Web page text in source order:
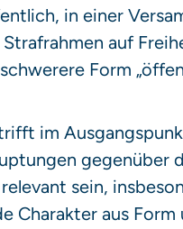
in einer
auf
Form
im
gegenüber
sein,
Charakter aus